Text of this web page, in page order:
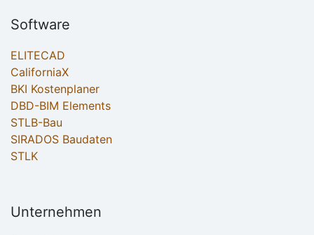
Software
ELITECAD
CaliforniaX
BKI Kostenplaner
DBD-BIM Elements
STLB-Bau
SIRADOS Baudaten
STLK
Unternehmen